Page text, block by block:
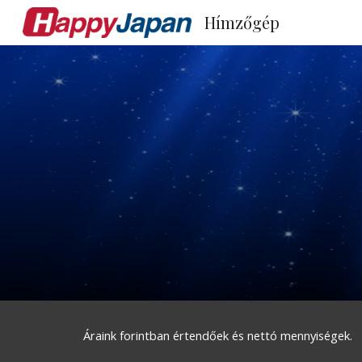
Hímzőgép
Áraink forintban értendőek és nettó mennyiségek.